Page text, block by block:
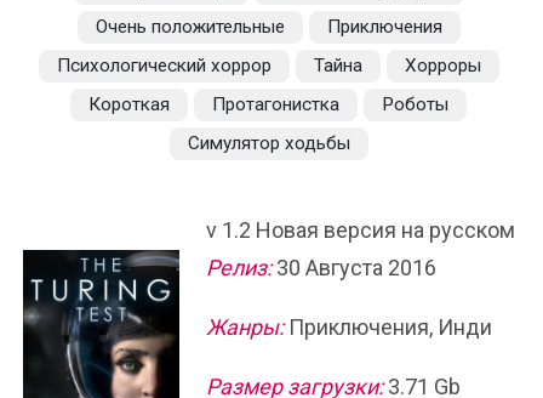
Очень положительные
Приключения
Психологический хоррор
Тайна
Хорроры
Короткая
Протагонистка
Роботы
Симулятор ходьбы
v 1.2 Новая версия на русском
Релиз:30 Августа 2016
Жанры:Приключения, Инди
Размер загрузки:3.71 Gb